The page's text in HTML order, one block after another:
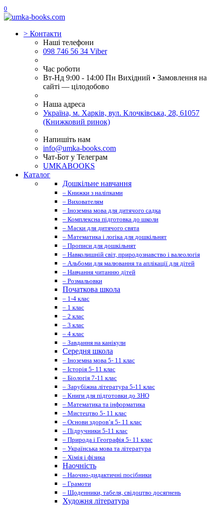
0
> Контакти
Наші телефони
098 746 56 34 Viber
Час роботи
Вт-Нд 9:00 - 14:00 Пн Вихідний • Замовлення на
сайті — цілодобово
Наша адреса
Україна, м. Харків, вул. Клочківська, 28, 61057
(Книжковий ринок)
Напишіть нам
info@umka-books.com
Чат-Бот у Телеграм
UMKABOOKS
Каталог
Дошкільне навчання
– Книжки з наліпками
– Вихователям
– Іноземна мова для дитячого садка
– Комплексна підготовка до школи
– Маски для дитячого свята
– Математика і логіка для дошкільнят
– Прописи для дошкільнят
– Навколишній світ, природознавство і валеологія
– Альбоми для малювання та аплікації для дітей
– Навчання читанню дітей
– Розмальовки
Початкова школа
– 1-4 клас
– 1 клас
– 2 клас
– 3 клас
– 4 клас
– Завдання на канікули
Середня школа
– Іноземна мова 5- 11 клас
– Історія 5- 11 клас
– Біологія 7-11 клас
– Зарубіжна література 5-11 клас
– Книги для підготовки до ЗНО
– Математика та інформатика
– Мистецтво 5- 11 клас
– Основи здоров’я 5- 11 клас
– Підручники 5-11 клас
– Природа і Географія 5- 11 клас
– Українська мова та література
– Хімія і фізика
Наочність
– Наочно-дидактичні посібники
– Грамоти
– Щоденники, табеля, свідоцтво досягнень
Художня література